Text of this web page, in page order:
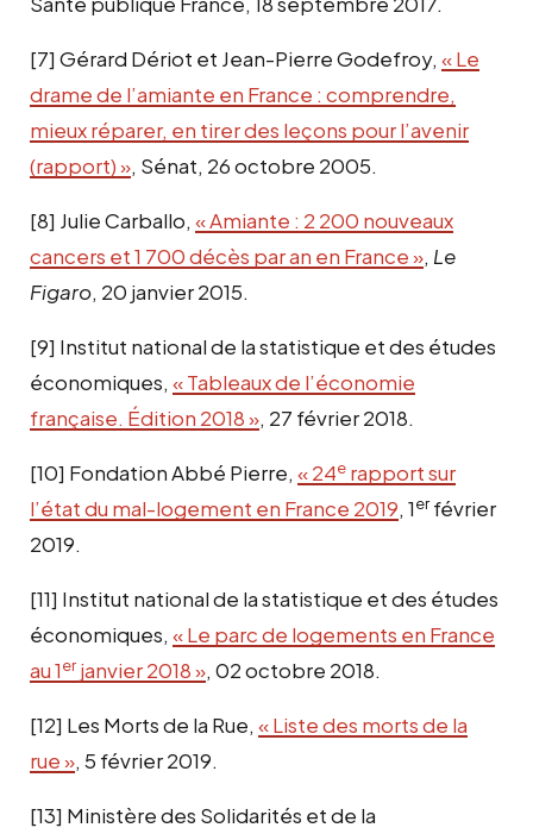
[7] Gérard Dériot et Jean-Pierre Godefroy, « Le
drame de l’amiante en France : comprendre,
mieux réparer, en tirer des leçons pour l’avenir
(rapport) », Sénat, 26 octobre 2005.
[8] Julie Carballo, « Amiante : 2 200 nouveaux
cancers et 1 700 décès par an en France », Le
Figaro, 20 janvier 2015.
[9] Institut national de la statistique et des études
économiques, « Tableaux de l’économie
française. Édition 2018 », 27 février 2018.
[10] Fondation Abbé Pierre, « 24e rapport sur
l’état du mal-logement en France 2019, 1erfévrier
2019.
[11] Institut national de la statistique et des études
économiques, « Le parc de logements en France
au 1erjanvier 2018 », 02 octobre 2018.
[12] Les Morts de la Rue, « Liste des morts de la
rue », 5 février 2019.
[13] Ministère des Solidarités et de la